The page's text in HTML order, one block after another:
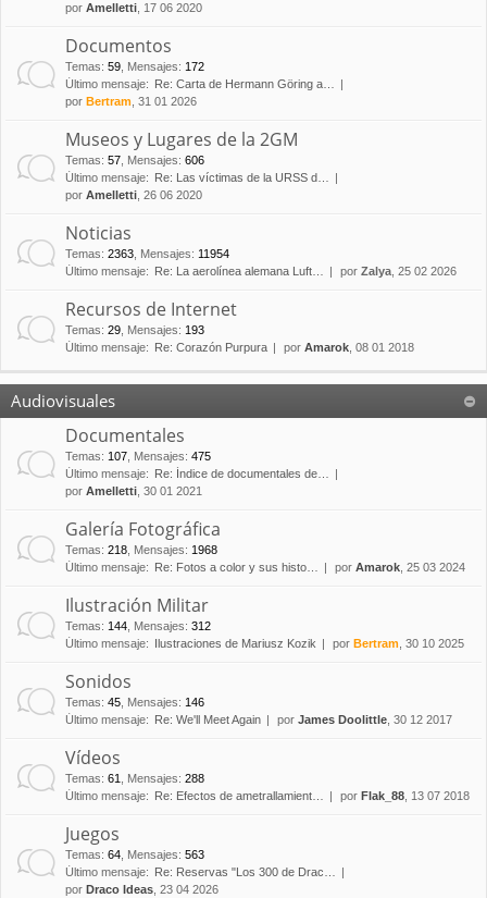
por Amelletti , 17 06 2020
Documentos
Temas: 59 Mensajes: 172
Último mensaje:
Re: Carta de Hermann Göring a…
por Bertram , 31 01 2026
Museos y Lugares de la 2GM
Temas: 57 Mensajes: 606
Último mensaje:
Re: Las víctimas de la URSS d…
por Amelletti , 26 06 2020
Noticias
Temas: 2363 Mensajes: 11954
Último mensaje:
Re: La aerolínea alemana Luft… por Zalya , 25 02 2026
Recursos de Internet
Temas: 29 Mensajes: 193
Último mensaje:
Re: Corazón Purpura por Amarok , 08 01 2018
Audiovisuales
Documentales
Temas: 107 Mensajes: 475
Último mensaje:
Re: Índice de documentales de…
por Amelletti , 30 01 2021
Galería Fotográfica
Temas: 218 Mensajes: 1968
Último mensaje:
Re: Fotos a color y sus histo… por Amarok , 25 03 2024
Ilustración Militar
Temas: 144 Mensajes: 312
Último mensaje:
Ilustraciones de Mariusz Kozik por Bertram , 30 10 2025
Sonidos
Temas: 45 Mensajes: 146
Último mensaje:
Re: We'll Meet Again por James Doolittle , 30 12 2017
Vídeos
Temas: 61 Mensajes: 288
Último mensaje:
Re: Efectos de ametrallamient… por Flak_88 , 13 07 2018
Juegos
Temas: 64 Mensajes: 563
Último mensaje:
Re: Reservas "Los 300 de Drac…
por Draco Ideas , 23 04 2026